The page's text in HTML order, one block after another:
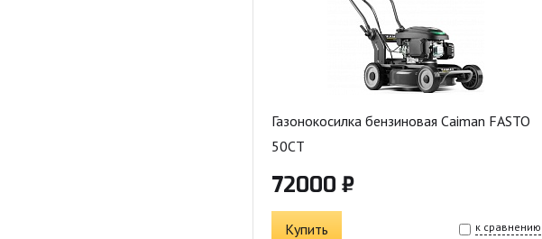
Газонокосилка бензиновая Caiman FASTO
50CT
72000 ₽
Купить к сравнению